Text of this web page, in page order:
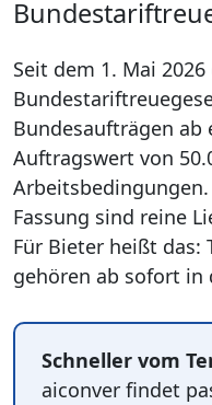
Seit dem 1. Mai
Bundesaufträgen ab
Auftragswert von
Fassung sind reine
Für Bieter heißt das:
gehören ab sofort in
Schneller vom
aiconver findet